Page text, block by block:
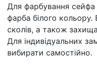
Для фарбування
фарба білого
сколів, а також
Для індивідуальних
вибирати самостійно.